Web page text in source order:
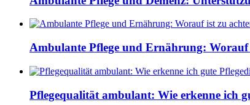
Ambulante Pflege und Ernährung: Worauf
Pflegequalität ambulant: Wie erkenne ich